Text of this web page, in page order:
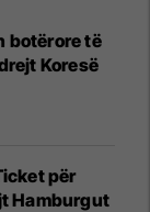
botërore të
Koresë
për
Hamburgut